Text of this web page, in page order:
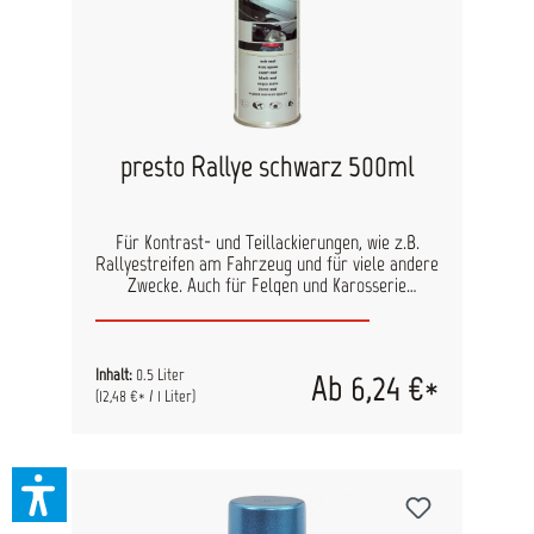
presto Rallye schwarz 500ml
Für Kontrast- und Teillackierungen, wie z.B.
Rallyestreifen am Fahrzeug und für viele andere
Zwecke. Auch für Felgen und Karosserie
Sehr gute Deckkraft Schnelltrocknend Geeignet
im Innen- und Außenbereich Wetterfest,
lichtecht, UV-beständig
Inhalt: 0.5 Liter
(12,48 €* / 1 Liter)
Ab 6,24 €*